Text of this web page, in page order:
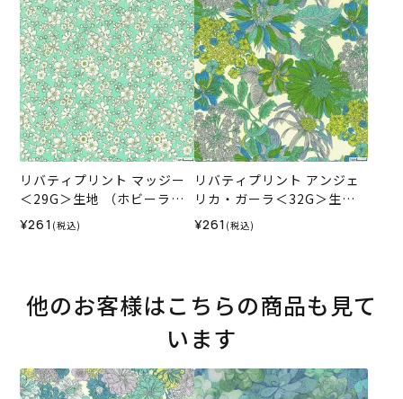
リバティプリント マッジー
＜29G＞生地 （ホビーラホ
ビーレオリジナル）2025SS
¥261 (税込)
リバティプリント アンジェ
リカ・ガーラ＜32G＞生地
（ホビーラホビーレオリジ
ナル）2025SS
¥261 (税込)
他のお客様はこちらの商品も見て
います